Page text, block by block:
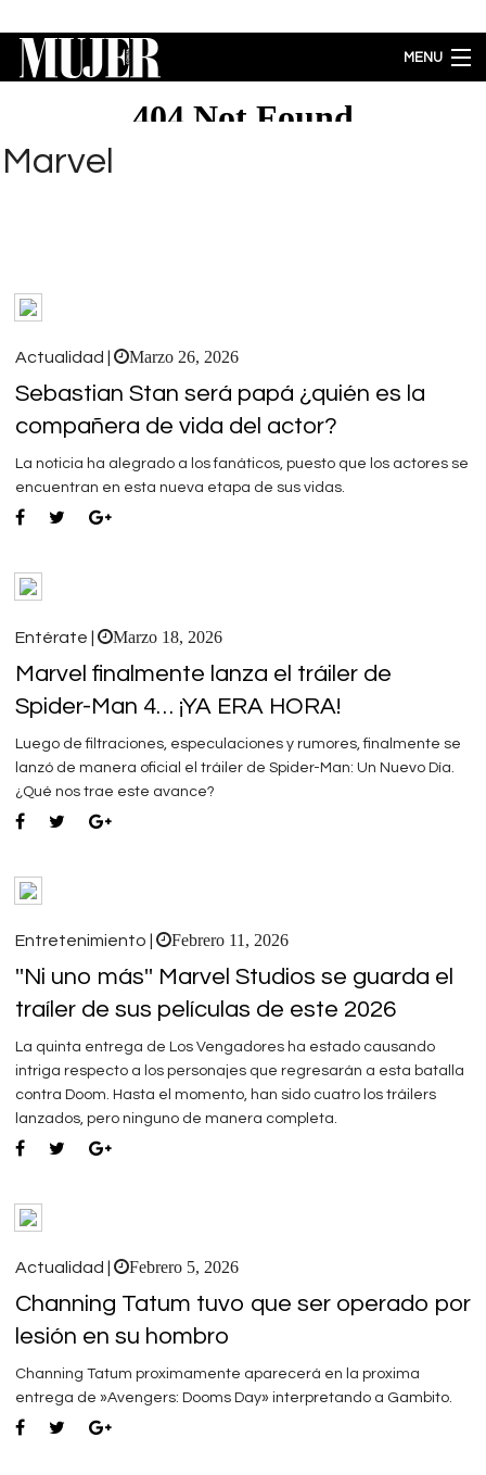
MENU
BIENESTAR
ENTRETENIMIENTO
EMPODERAMIENTO
Brecha salarial por género se ubica en 5.77% a favor de los hombres
Marvel
Actualidad | Marzo 26, 2026
Sebastian Stan será papá ¿quién es la
compañera de vida del actor?
La noticia ha alegrado a los fanáticos, puesto que los actores se
encuentran en esta nueva etapa de sus vidas.
Entérate | Marzo 18, 2026
Marvel finalmente lanza el tráiler de
Spider-Man 4… ¡YA ERA HORA!
Luego de filtraciones, especulaciones y rumores, finalmente se
lanzó de manera oficial el tráiler de Spider-Man: Un Nuevo Día.
¿Qué nos trae este avance?
Entretenimiento | Febrero 11, 2026
''Ni uno más'' Marvel Studios se guarda el
traíler de sus películas de este 2026
La quinta entrega de Los Vengadores ha estado causando
intriga respecto a los personajes que regresarán a esta batalla
contra Doom. Hasta el momento, han sido cuatro los tráilers
lanzados, pero ninguno de manera completa.
Actualidad | Febrero 5, 2026
Channing Tatum tuvo que ser operado por
lesión en su hombro
Channing Tatum proximamente aparecerá en la proxima
entrega de »Avengers: Dooms Day» interpretando a Gambito.